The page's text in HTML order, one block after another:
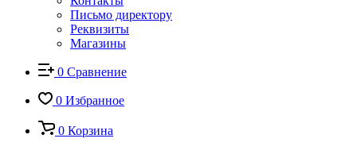
Письмо директору
Реквизиты
Магазины
0 Сравнение
0 Избранное
0 Корзина